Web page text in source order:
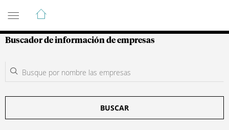
Guía de Empresas Colombianas
Buscador de información de empresas
BUSCAR